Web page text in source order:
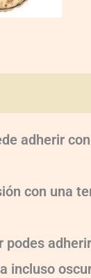
adherir
con una
incluso